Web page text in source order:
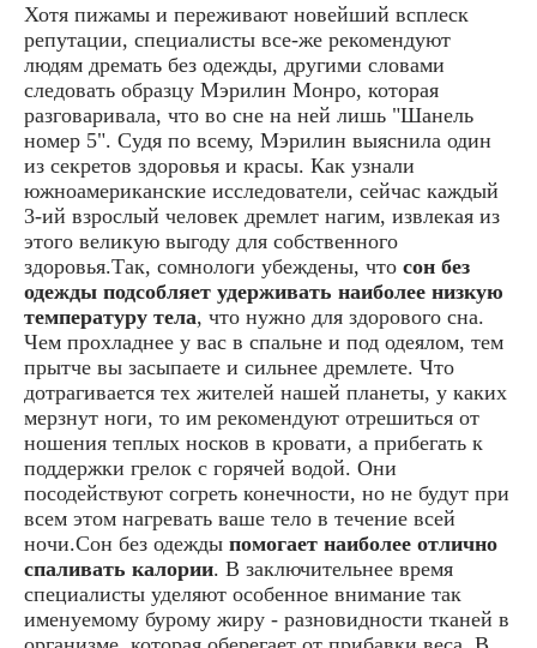
Хотя пижамы и переживают новейший всплеск
репутации, специалисты все-же рекомендуют
людям дремать без одежды, другими словами
следовать образцу Мэрилин Монро, которая
разговаривала, что во сне на ней лишь "Шанель
номер 5". Судя по всему, Мэрилин выяснила один
из секретов здоровья и красы. Как узнали
южноамериканские исследователи, сейчас каждый
3-ий взрослый человек дремлет нагим, извлекая из
этого великую выгоду для собственного
здоровья.Так, сомнологи убеждены, что сон без
одежды подсобляет удерживать наиболее низкую
температуру тела, что нужно для здорового сна.
Чем прохладнее у вас в спальне и под одеялом, тем
прытче вы засыпаете и сильнее дремлете. Что
дотрагивается тех жителей нашей планеты, у каких
мерзнут ноги, то им рекомендуют отрешиться от
ношения теплых носков в кровати, а прибегать к
поддержки грелок с горячей водой. Они
посодействуют согреть конечности, но не будут при
всем этом нагревать ваше тело в течение всей
ночи.Сон без одежды помогает наиболее отлично
спаливать калории. В заключительнее время
специалисты уделяют особенное внимание так
именуемому бурому жиру - разновидности тканей в